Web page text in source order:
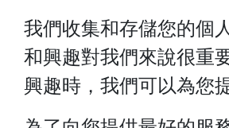
我們收集和存儲您的個
和興趣對我們來說很重
興趣時，我們可以為您